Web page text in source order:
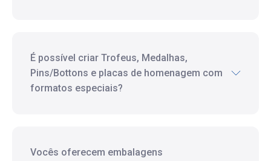
É possível criar Trofeus, Medalhas,
Pins/Bottons e placas de homenagem com
formatos especiais?
Vocês oferecem embalagens